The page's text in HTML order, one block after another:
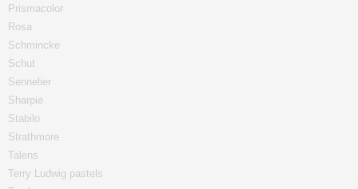
Prismacolor
Rosa
Schmincke
Schut
Sennelier
Sharpie
Stabilo
Strathmore
Talens
Terry Ludwig pastels